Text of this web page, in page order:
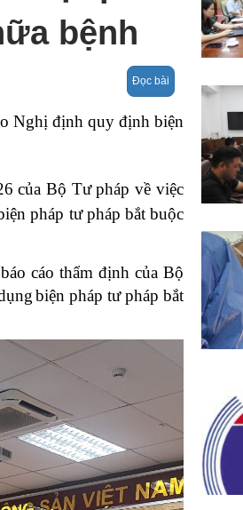
tế
Khám sức
khỏe
bệnh
Đọc bài
Nghị định quy định biện
của Bộ Tư pháp về việc
pháp tư pháp bắt buộc
cáo thẩm định của Bộ
biện pháp tư pháp bắt